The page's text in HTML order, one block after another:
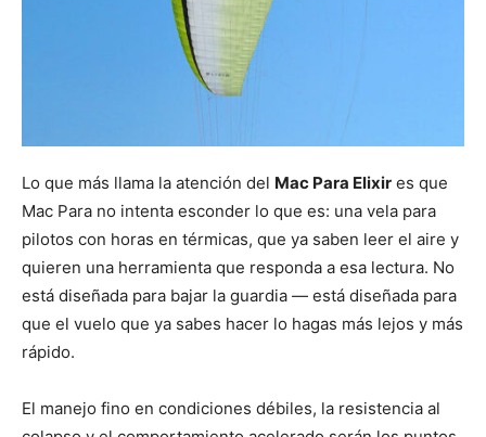
Lo que más llama la atención del Mac Para Elixir es que
Mac Para no intenta esconder lo que es: una vela para
pilotos con horas en térmicas, que ya saben leer el aire y
quieren una herramienta que responda a esa lectura. No
está diseñada para bajar la guardia — está diseñada para
que el vuelo que ya sabes hacer lo hagas más lejos y más
rápido.
El manejo fino en condiciones débiles, la resistencia al